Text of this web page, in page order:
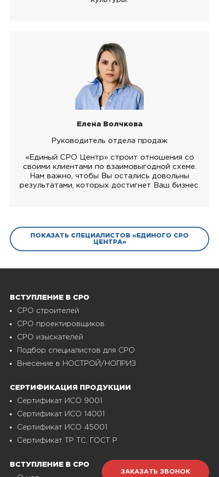
Елена Волчкова
Руководитель отдела продаж
«Единый СРО Центр» строит отношения со
своими клиентами по взаимовыгодной схеме.
Нам важно, чтобы Вы остались довольны
результатами, которых достигнет Ваш бизнес.
ПОКАЗАТЬ СПЕЦИАЛИСТОВ «ЕДИНОГО СРО
ЦЕНТРА»
ВСТУПЛЕНИЕ В СРО
СРО строителей
СРО проектировщиков
СРО изыскателей
Подбор специалистов для СРО
Внесение в НОСТРОЙ/НОПРИЗ
СЕРТИФИКАЦИЯ ПРОДУКЦИИ
Сертификат ИСО 9001
Сертификат ИСО 14001
Сертификат ИСО 45001
Сертификат ТР ТС, ГОСТ Р
ВСТУПЛЕНИЕ В СРО
ЗАКАЗАТЬ ЗВОНОК